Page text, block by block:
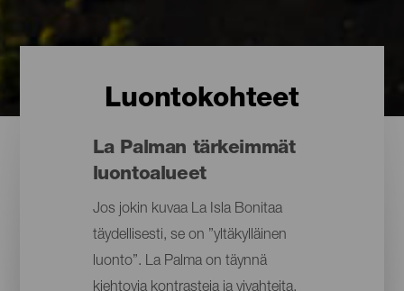
Luontokohteet
La Palman tärkeimmät
luontoalueet
Jos jokin kuvaa La Isla Bonitaa
täydellisesti, se on ”yltäkylläinen
luonto”. La Palma on täynnä